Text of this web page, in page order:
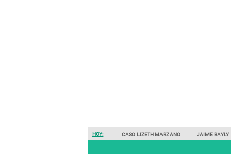
HOY: CASO LIZETH MARZANO JAIME BAYLY